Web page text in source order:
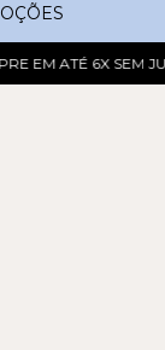
EM ATÉ 6X